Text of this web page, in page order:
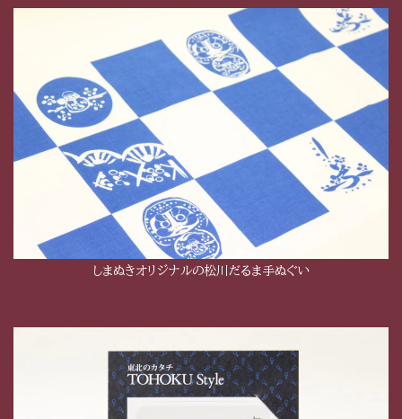
しまぬきオリジナルの松川だるま手ぬぐい